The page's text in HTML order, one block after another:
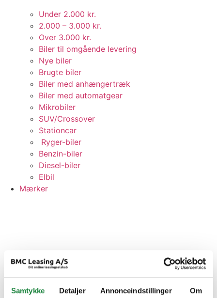
Samtykke Detaljer Annonceindstillinger Om
Under 2.000 kr.
2.000 – 3.000 kr.
Over 3.000 kr.
Biler til omgående levering
Nye biler
Brugte biler
Biler med anhængertræk
Biler med automatgear
Mikrobiler
SUV/Crossover
Stationcar
Ryger-biler
Benzin-biler
Diesel-biler
Elbil
Mærker